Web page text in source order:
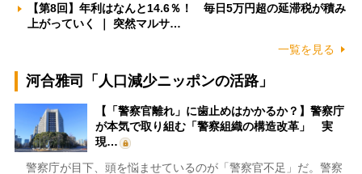
【第8回】年利はなんと14.6％！ 毎日5万円超の延滞税が積み
上がっていく ｜ 突然マルサ…
一覧を見る
河合雅司「人口減少ニッポンの活路」
【「警察官離れ」に歯止めはかかるか？】警察庁
が本気で取り組む「警察組織の構造改革」 実
現…
警察庁が目下、頭を悩ませているのが「警察官不足」だ。警察